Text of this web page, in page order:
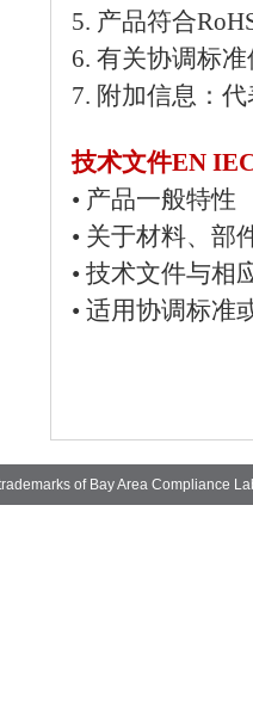
5. 产品符合
6. 有关协调标
7. 附加信息：
技术文件EN
• 产品一般特性
• 关于材料、部
• 技术文件与相
• 适用协调标准
of Bay Area